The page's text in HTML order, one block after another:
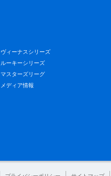
ヴィーナスシリーズ
ルーキーシリーズ
マスターズリーグ
メディア情報